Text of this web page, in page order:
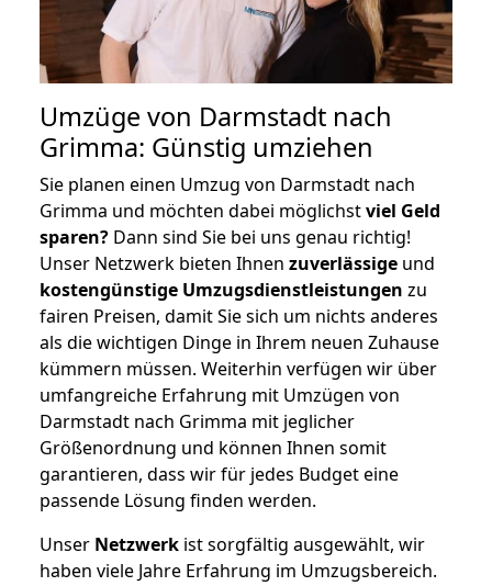
Umzüge von Darmstadt nach
Grimma: Günstig umziehen
Sie planen einen Umzug von Darmstadt nach
Grimma und möchten dabei möglichstviel Geld
sparen? Dann sind Sie bei uns genau richtig!
Unser Netzwerk bieten Ihnen zuverlässige und
kostengünstige Umzugsdienstleistungen zu
fairen Preisen, damit Sie sich um nichts anderes
als die wichtigen Dinge in Ihrem neuen Zuhause
kümmern müssen. Weiterhin verfügen wir über
umfangreiche Erfahrung mit Umzügen von
Darmstadt nach Grimma mit jeglicher
Größenordnung und können Ihnen somit
garantieren, dass wir für jedes Budget eine
passende Lösung finden werden.
Unser Netzwerk ist sorgfältig ausgewählt, wir
haben viele Jahre Erfahrung im Umzugsbereich.